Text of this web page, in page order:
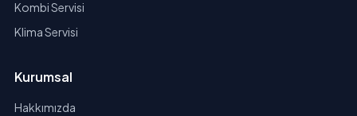
Kombi Servisi
Klima Servisi
Kurumsal
Hakkımızda